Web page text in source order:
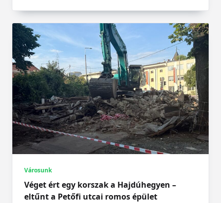
Városunk
Véget ért egy korszak a Hajdúhegyen –
eltűnt a Petőfi utcai romos épület